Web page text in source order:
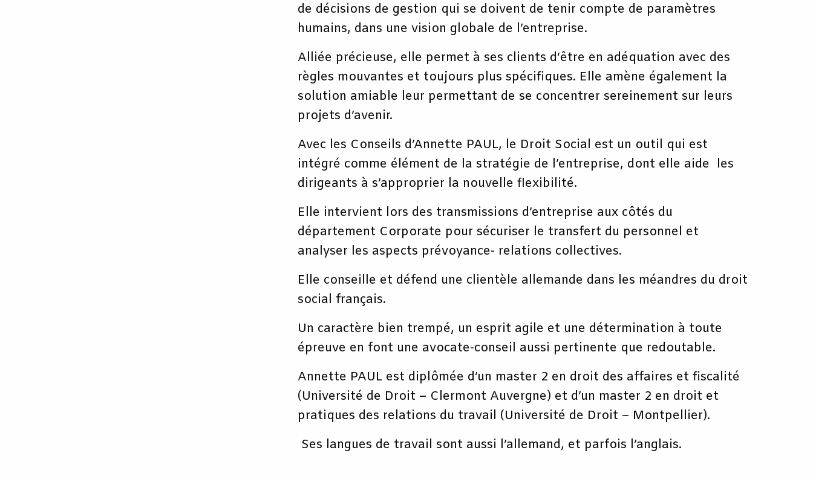
de décisions de gestion qui se doivent de tenir compte de paramètres
humains, dans une vision globale de l’entreprise.
Alliée précieuse, elle permet à ses clients d‘être en adéquation avec des
règles mouvantes et toujours plus spécifiques. Elle amène également la
solution amiable leur permettant de se concentrer sereinement sur leurs
projets d’avenir.
Avec les Conseils d’Annette PAUL, le Droit Social est un outil qui est
intégré comme élément de la stratégie de l’entreprise, dont elle aide les
dirigeants à s’approprier la nouvelle flexibilité.
Elle intervient lors des transmissions d’entreprise aux côtés du
département Corporate pour sécuriser le transfert du personnel et
analyser les aspects prévoyance- relations collectives.
Elle conseille et défend une clientèle allemande dans les méandres du droit
social français.
Un caractère bien trempé, un esprit agile et une détermination à toute
épreuve en font une avocate-conseil aussi pertinente que redoutable.
Annette PAUL est diplômée d’un master 2 en droit des affaires et fiscalité
(Université de Droit – Clermont Auvergne) et d’un master 2 en droit et
pratiques des relations du travail (Université de Droit – Montpellier).
Ses langues de travail sont aussi l’allemand, et parfois l’anglais.